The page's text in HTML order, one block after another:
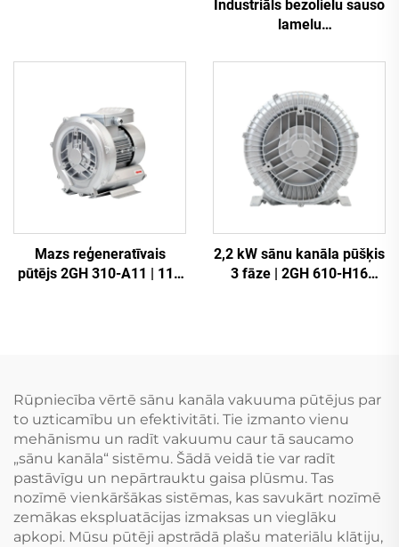
Industriāls bezolielu sauso
lamelu
Mazs reģeneratīvais
pūtējs 2GH 310-A11 | 110
2,2 kW sānu kanāla pūšķis
3 fāze | 2GH 610-H16
Rūpniecība vērtē sānu kanāla vakuuma pūtējus par
to uzticamību un efektivitāti. Tie izmanto vienu
mehānismu un radīt vakuumu caur tā saucamo
„sānu kanāla“ sistēmu. Šādā veidā tie var radīt
pastāvīgu un nepārtrauktu gaisa plūsmu. Tas
nozīmē vienkāršākas sistēmas, kas savukārt nozīmē
zemākas ekspluatācijas izmaksas un vieglāku
apkopi. Mūsu pūtēji apstrādā plašu materiālu klātiju,